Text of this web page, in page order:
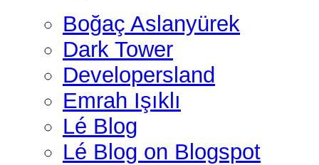
Boğaç Aslanyürek
Dark Tower
Developersland
Emrah Işıklı
Lé Blog
Lé Blog on Blogspot